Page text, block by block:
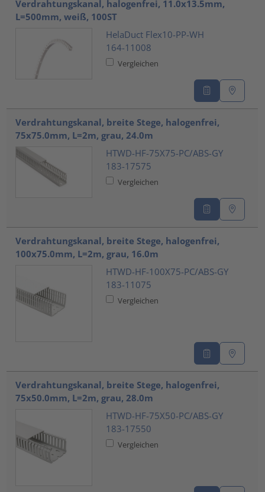
Verdrahtungskanal, halogenfrei, 11.0x13.5mm,
L=500mm, weiß, 100ST
HelaDuct Flex10-PP-WH
164-11008
Vergleichen
Verdrahtungskanal, breite Stege, halogenfrei,
75x75.0mm, L=2m, grau, 24.0m
HTWD-HF-75X75-PC/ABS-GY
183-17575
Vergleichen
Verdrahtungskanal, breite Stege, halogenfrei,
100x75.0mm, L=2m, grau, 16.0m
HTWD-HF-100X75-PC/ABS-GY
183-11075
Vergleichen
Verdrahtungskanal, breite Stege, halogenfrei,
75x50.0mm, L=2m, grau, 28.0m
HTWD-HF-75X50-PC/ABS-GY
183-17550
Vergleichen